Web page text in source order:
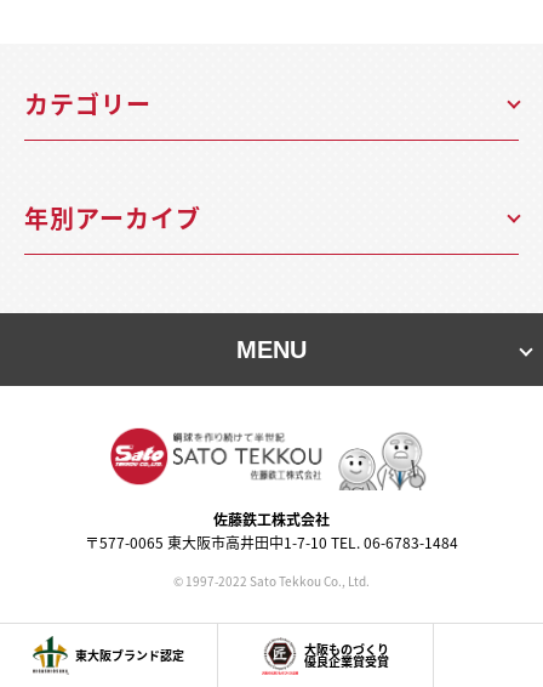
カテゴリー
年別アーカイブ
MENU
佐藤鉄⼯株式会社
〒577-0065 東⼤阪市⾼井⽥中1-7-10 TEL. 06-6783-1484
© 1997-2022 Sato Tekkou Co., Ltd.
東大阪ブランド認定 大阪ものづくり
優良企業賞受賞